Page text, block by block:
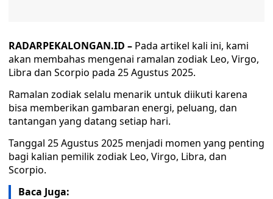
RADARPEKALONGAN.ID – Pada artikel kali ini, kami
akan membahas mengenai ramalan zodiak Leo, Virgo,
Libra dan Scorpio pada 25 Agustus 2025.
Ramalan zodiak selalu menarik untuk diikuti karena
bisa memberikan gambaran energi, peluang, dan
tantangan yang datang setiap hari.
Tanggal 25 Agustus 2025 menjadi momen yang penting
bagi kalian pemilik zodiak Leo, Virgo, Libra, dan
Scorpio.
Baca Juga: